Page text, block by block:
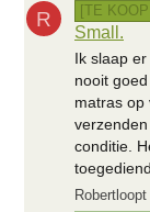
R [TE
Small.
Ik slaap
nooit
matras op
conditie.
Robertloopt